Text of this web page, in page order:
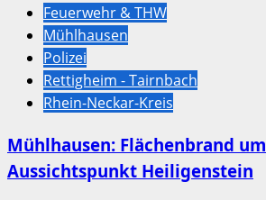
Feuerwehr & THW
Mühlhausen
Polizei
Rettigheim - Tairnbach
Rhein-Neckar-Kreis
Mühlhausen: Flächenbrand um
Aussichtspunkt Heiligenstein